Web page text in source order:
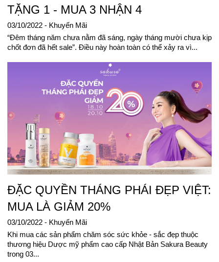
TẶNG 1 - MUA 3 NHẬN 4
03/10/2022 - Khuyến Mãi
“Đêm tháng năm chưa nằm đã sáng, ngày tháng mười chưa kịp
chốt đơn đã hết sale”. Điều này hoàn toàn có thể xảy ra vì...
ĐẶC QUYỀN THÁNG PHÁI ĐẸP VIỆT:
MUA LÀ GIẢM 20%
03/10/2022 - Khuyến Mãi
Khi mua các sản phẩm chăm sóc sức khỏe - sắc đẹp thuộc
thương hiệu Dược mỹ phẩm cao cấp Nhật Bản Sakura Beauty
trong 03...